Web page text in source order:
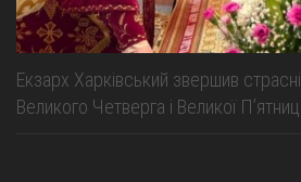
Екзарх Харківський звершив
Великого Четверга і Великої Пʼятниці